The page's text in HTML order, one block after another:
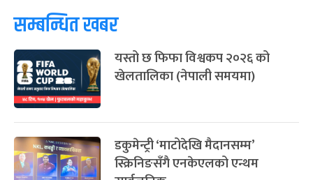
सम्बन्धित खबर
यस्तो छ फिफा विश्वकप २०२६ को
खेलतालिका (नेपाली समयमा)
डकुमेन्ट्री ‘माटोदेखि मैदानसम्म’
स्क्रिनिङसँगै एनकेएलको एन्थम